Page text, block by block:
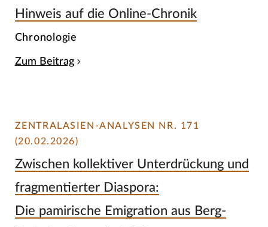
Hinweis auf die Online-Chronik
Chronologie
Zum Beitrag
ZENTRALASIEN-ANALYSEN NR. 171
(20.02.2026)
Zwischen kollektiver Unterdrückung und
fragmentierter Diaspora:
Die pamirische Emigration aus Berg-